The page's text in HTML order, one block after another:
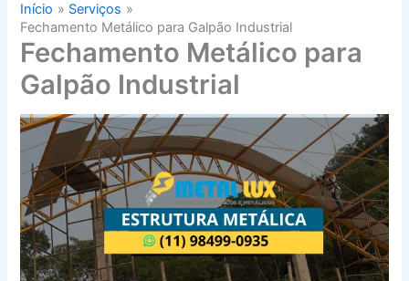
Início
Serviços
Fechamento Metálico para Galpão Industrial
Fechamento Metálico para
Galpão Industrial